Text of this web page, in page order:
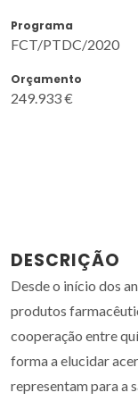
Programa
FCT/PTDC/2020
Orçamento
249.933 €
DESCRIÇÃO
Desde o início dos
produtos
cooperação entre
forma a elucidar
representam para a